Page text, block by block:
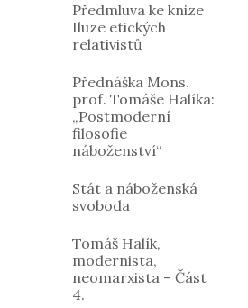
Předmluva ke knize
Iluze etických
relativistů
Přednáška Mons.
prof. Tomáše Halíka:
„Postmoderní
filosofie
náboženství“
Stát a náboženská
svoboda
Tomáš Halík,
modernista,
neomarxista – Část
4.